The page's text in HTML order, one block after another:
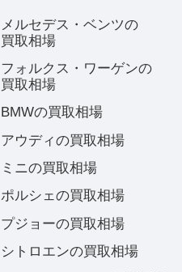
メルセデス・ベンツの
買取相場
フォルクス・ワーゲンの
買取相場
BMWの買取相場
アウディの買取相場
ミニの買取相場
ポルシェの買取相場
プジョーの買取相場
シトロエンの買取相場